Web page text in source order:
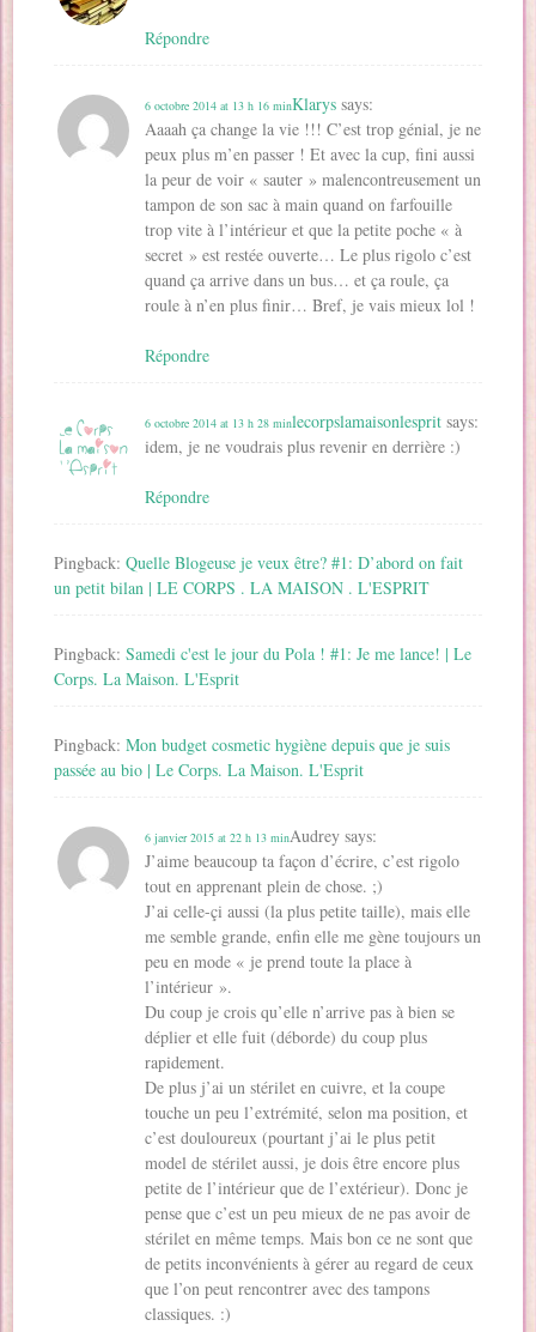
Répondre
Klarys says:
6 octobre 2014 at 13 h 16 min
Aaaah ça change la vie !!! C’est trop génial, je ne
peux plus m’en passer ! Et avec la cup, fini aussi
la peur de voir « sauter » malencontreusement un
tampon de son sac à main quand on farfouille
trop vite à l’intérieur et que la petite poche « à
secret » est restée ouverte… Le plus rigolo c’est
quand ça arrive dans un bus… et ça roule, ça
roule à n’en plus finir… Bref, je vais mieux lol !
Répondre
lecorpslamaisonlesprit says:
6 octobre 2014 at 13 h 28 min
idem, je ne voudrais plus revenir en derrière :)
Répondre
Pingback:Quelle Blogeuse je veux être? #1: D’abord on fait
un petit bilan | LE CORPS . LA MAISON . L'ESPRIT
Pingback:Samedi c'est le jour du Pola ! #1: Je me lance! | Le
Corps. La Maison. L'Esprit
Pingback:Mon budget cosmetic hygiène depuis que je suis
passée au bio | Le Corps. La Maison. L'Esprit
Audrey says:
6 janvier 2015 at 22 h 13 min
J’aime beaucoup ta façon d’écrire, c’est rigolo
tout en apprenant plein de chose. ;)
J’ai celle-çi aussi (la plus petite taille), mais elle
me semble grande, enfin elle me gène toujours un
peu en mode « je prend toute la place à
l’intérieur ».
Du coup je crois qu’elle n’arrive pas à bien se
déplier et elle fuit (déborde) du coup plus
rapidement.
De plus j’ai un stérilet en cuivre, et la coupe
touche un peu l’extrémité, selon ma position, et
c’est douloureux (pourtant j’ai le plus petit
model de stérilet aussi, je dois être encore plus
petite de l’intérieur que de l’extérieur). Donc je
pense que c’est un peu mieux de ne pas avoir de
stérilet en même temps. Mais bon ce ne sont que
de petits inconvénients à gérer au regard de ceux
que l’on peut rencontrer avec des tampons
classiques. :)